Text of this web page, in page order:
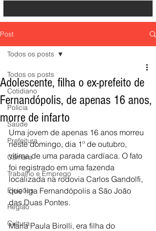
Post
Todos os posts
Cotidiano
Polícia
Saúde
Prefeitura
Câmara
Trabalho e Emprego
Eleições
Região
Cultura
Todos os posts
Adolescente, filha o ex-prefeito de
Fernandópolis, de apenas 16 anos,
morre de infarto
Uma jovem de apenas 16 anos morreu
neste domingo, dia 1º de outubro,
vítima de uma parada cardíaca. O fato
foi registrado em uma fazenda
localizada na rodovia Carlos Gandolfi,
que liga Fernandópolis a São João
das Duas Pontes.
Maria Paula Birolli, era filha do